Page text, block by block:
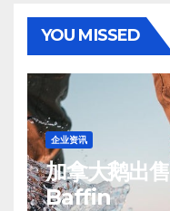
YOU MISSED
企业资讯
加拿大鹅出
Baffin